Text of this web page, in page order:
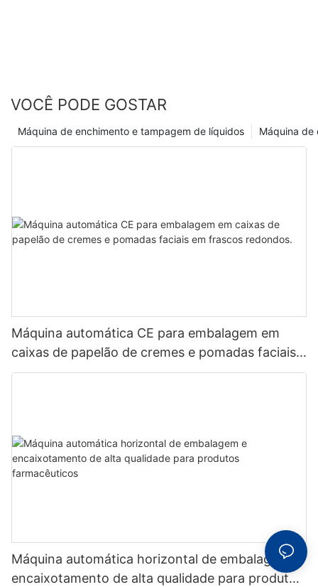
VOCÊ PODE GOSTAR
Máquina de
Máquina de enchimento e tampagem de líquidos
Máquina automática CE para embalagem em
caixas de papelão de cremes e pomadas faciais
em frascos redondos.
Máquina automática horizontal de embalagem e
encaixotamento de alta qualidade para produtos